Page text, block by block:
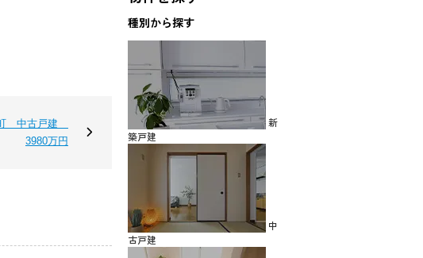
中古戸建
3980万円
種別から探す
新
築戸建
中
古戸建